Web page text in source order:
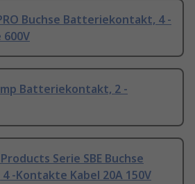
Buchse Batteriekontakt, 4 -
Batteriekontakt, 2 -
Serie SBE Buchse
-Kontakte Kabel 20A 150V